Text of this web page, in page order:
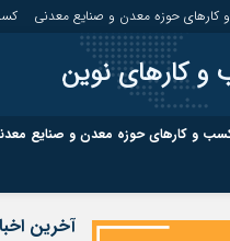
حوزه معدن و صنایع معدنی
و کارهای نوین
و کارهای حوزه معدن و صنایع
صفحه نخست آخرین